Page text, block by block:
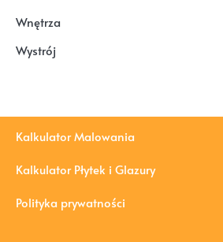
Wnętrza
Wystrój
Kalkulator Malowania
Kalkulator Płytek i Glazury
Polityka prywatności